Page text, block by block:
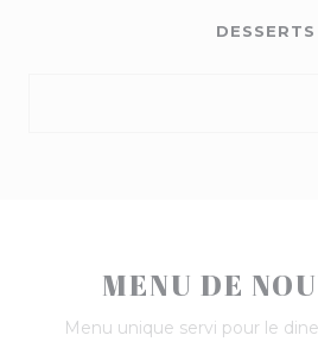
DESSERTS
MENU DE
Menu unique servi pour le